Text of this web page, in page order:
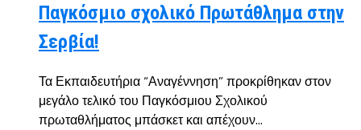
Παγκόσμιο σχολικό Πρωτάθλημα στην
Σερβία!
Τα Εκπαιδευτήρια “Αναγέννηση” προκρίθηκαν στον
μεγάλο τελικό του Παγκόσμιου Σχολικού
πρωταθλήματος μπάσκετ και απέχουν...